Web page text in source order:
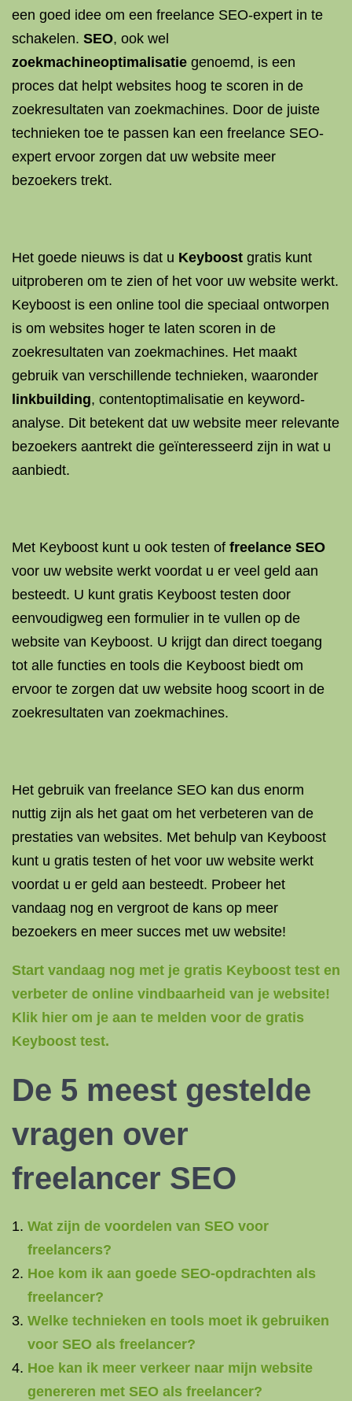
een goed idee om een freelance SEO-expert in te
schakelen. SEO, ook wel
zoekmachineoptimalisatie genoemd, is een
proces dat helpt websites hoog te scoren in de
zoekresultaten van zoekmachines. Door de juiste
technieken toe te passen kan een freelance SEO-
expert ervoor zorgen dat uw website meer
bezoekers trekt.
Het goede nieuws is dat u Keyboost gratis kunt
uitproberen om te zien of het voor uw website werkt.
Keyboost is een online tool die speciaal ontworpen
is om websites hoger te laten scoren in de
zoekresultaten van zoekmachines. Het maakt
gebruik van verschillende technieken, waaronder
linkbuilding, contentoptimalisatie en keyword-
analyse. Dit betekent dat uw website meer relevante
bezoekers aantrekt die geïnteresseerd zijn in wat u
aanbiedt.
Met Keyboost kunt u ook testen of freelance SEO
voor uw website werkt voordat u er veel geld aan
besteedt. U kunt gratis Keyboost testen door
eenvoudigweg een formulier in te vullen op de
website van Keyboost. U krijgt dan direct toegang
tot alle functies en tools die Keyboost biedt om
ervoor te zorgen dat uw website hoog scoort in de
zoekresultaten van zoekmachines.
Het gebruik van freelance SEO kan dus enorm
nuttig zijn als het gaat om het verbeteren van de
prestaties van websites. Met behulp van Keyboost
kunt u gratis testen of het voor uw website werkt
voordat u er geld aan besteedt. Probeer het
vandaag nog en vergroot de kans op meer
bezoekers en meer succes met uw website!
Start vandaag nog met je gratis Keyboost test en
verbeter de online vindbaarheid van je website!
Klik hier om je aan te melden voor de gratis
Keyboost test.
De 5 meest gestelde
vragen over
freelancer SEO
Wat zijn de voordelen van SEO voor
freelancers?
Hoe kom ik aan goede SEO-opdrachten als
freelancer?
Welke technieken en tools moet ik gebruiken
voor SEO als freelancer?
Hoe kan ik meer verkeer naar mijn website
genereren met SEO als freelancer?